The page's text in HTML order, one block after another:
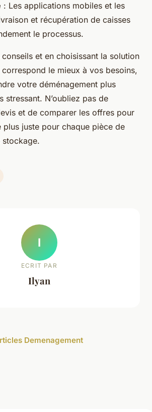
: Les applications mobiles et les
et récupération de caisses
le processus.
et en choisissant la solution
le mieux à vos besoins,
votre déménagement plus
stressant. N’oubliez pas de
et de comparer les offres pour
juste pour chaque pièce de
I
ECRIT PAR
Ilyan
Demenagement